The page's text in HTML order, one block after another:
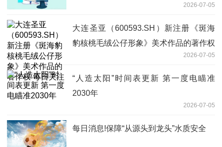
2026-07-05
大连圣亚（600593.SH）新注册《斑海
豹核桃毛绒公仔形象》美术作品的著作权
2026-07-05
“人造太阳”时间表更新 第一度电瞄准
2030年
2026-07-05
每日消息!保障“从源头到龙头”水质安全